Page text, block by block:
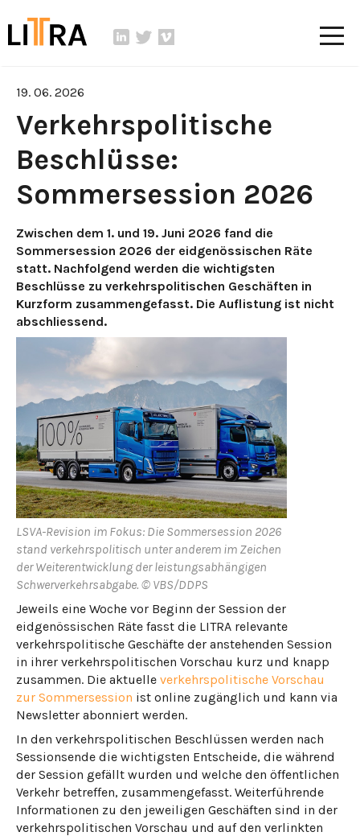
19. 06. 2026
Verkehrspolitische
Beschlüsse:
Sommersession 2026
Zwischen dem 1. und 19. Juni 2026 fand die
Sommersession 2026 der eidgenössischen Räte
statt. Nachfolgend werden die wichtigsten
Beschlüsse zu verkehrspolitischen Geschäften in
Kurzform zusammengefasst. Die Auflistung ist nicht
abschliessend.
LSVA-Revision im Fokus: Die Sommersession 2026
stand verkehrspolitisch unter anderem im Zeichen
der Weiterentwicklung der leistungsabhängigen
Schwerverkehrsabgabe. © VBS/DDPS
Jeweils eine Woche vor Beginn der Session der
eidgenössischen Räte fasst die LITRA relevante
verkehrspolitische Geschäfte der anstehenden Session
in ihrer verkehrspolitischen Vorschau kurz und knapp
zusammen. Die aktuelle verkehrspolitische Vorschau
zur Sommersession ist online zugänglich und kann via
Newsletter abonniert werden.
In den verkehrspolitischen Beschlüssen werden nach
Sessionsende die wichtigsten Entscheide, die während
der Session gefällt wurden und welche den öffentlichen
Verkehr betreffen, zusammengefasst. Weiterführende
Informationen zu den jeweiligen Geschäften sind in der
verkehrspolitischen Vorschau und auf den verlinkten